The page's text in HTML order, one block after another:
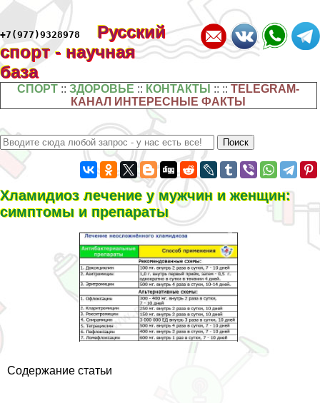
+7(977)9328978
Русский
спорт - научная
база
СПОРТ ::ЗДОРОВЬЕ :: КОНТАКТЫ :: ::TELEGRAM-
КАНАЛ ИНТЕРЕСНЫЕ ФАКТЫ
Хлaмидиоз лечение у мужчин и женщин:
симптомы и препараты
Содержание статьи